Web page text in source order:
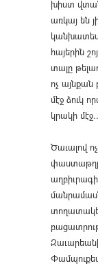
խիստ
առկայ են
հայերին
տալը
ոչ
մէջ ձուկ
կրակի
Ծաւալով